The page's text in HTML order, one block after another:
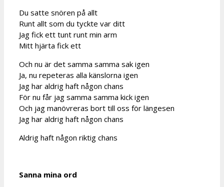
Du satte snören på allt
Runt allt som du tyckte var ditt
Jag fick ett tunt runt min arm
Mitt hjärta fick ett
Och nu är det samma samma sak igen
Ja, nu repeteras alla känslorna igen
Jag har aldrig haft någon chans
För nu får jag samma samma kick igen
Och jag manövreras bort till oss för längesen
Jag har aldrig haft någon chans
Aldrig haft någon riktig chans
Sanna mina ord